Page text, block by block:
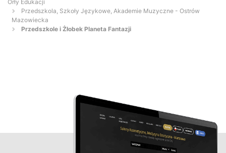
Orły Edukacji
Przedszkola, Szkoły Językowe, Akademie Muzyczne - Ostrów
Mazowiecka
Przedszkole i Żłobek Planeta Fantazji